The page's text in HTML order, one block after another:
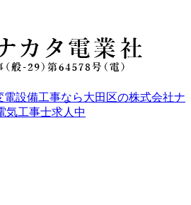
設備工事なら大田区の株式会社ナ
気工事士求人中